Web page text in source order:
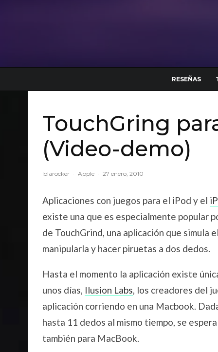
RESEÑAS
TouchGring
(Video-demo)
lolarocker · Apple · 27 enero, 2010
Aplicaciones con juegos para el iPod y el
existe una que es especialmente popular
de TouchGrind, una aplicación que simula
manipularla y hacer piruetas a dos dedos.
Hasta el momento la aplicación existe
unos días, Ilusion Labs, los creadores del
aplicación corriendo en una Macbook.
hasta 11 dedos al mismo tiempo, se
también para MacBook.